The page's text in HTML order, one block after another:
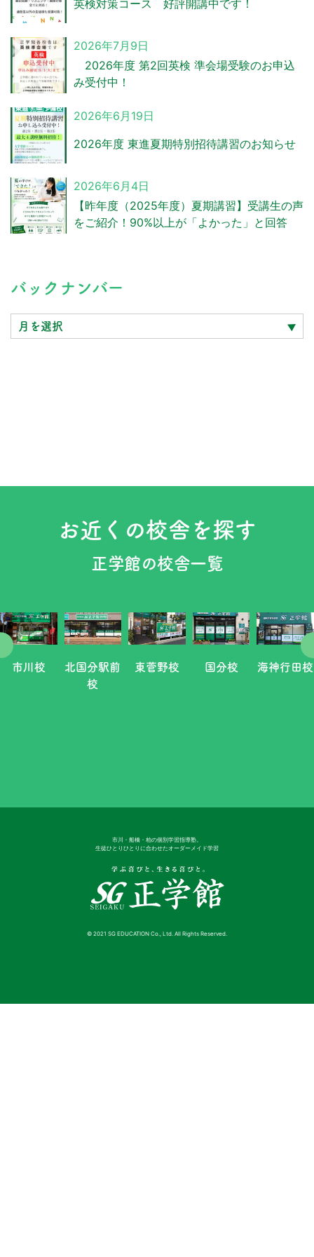
英検対策コース 好評開講中です！
2026年度 第2回英検 準会場受験のお申込
み受付中！
2026年7月9日
2026年度 東進夏期特別招待講習のお知らせ
2026年6月19日
【昨年度（2025年度）夏期講習】受講生の声
をご紹介！90%以上が「よかった」と回答
2026年6月4日
バックナンバー
ク
お近くの校舎を探す
正学館の校舎一覧
市川校
北国分駅前
校
東菅野校 国分校 海神行田校
市川・船橋・柏の個別学習指導塾。
生徒ひとりひとりに合わせたオーダーメイド学習
© 2021 SG EDUCATION Co., Ltd. All Rights Reserved.